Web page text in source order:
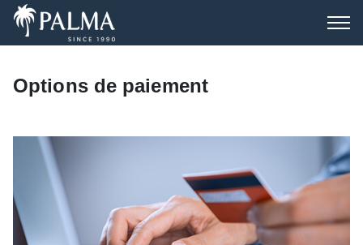
Options de paiement